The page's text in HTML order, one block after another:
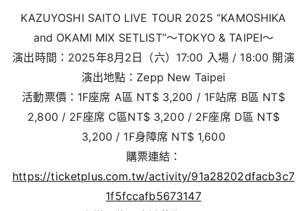
KAZUYOSHI SAITO LIVE TOUR 2025 “KAMOSHIKA
and OKAMI MIX SETLIST”～TOKYO & TAIPEI～
演出時間：2025年8月2日（六）17:00 入場 / 18:00 開演
演出地點：Zepp New Taipei
活動票價：1F座席 A區 NT$ 3,200 / 1F站席 B區 NT$
2,800 / 2F座席 C區NT$ 3,200 / 2F座席 D區 NT$
3,200 / 1F身障席 NT$ 1,600
購票連結：
https://ticketplus.com.tw/activity/91a28202dfacb3c7
1f5fccafb5673147